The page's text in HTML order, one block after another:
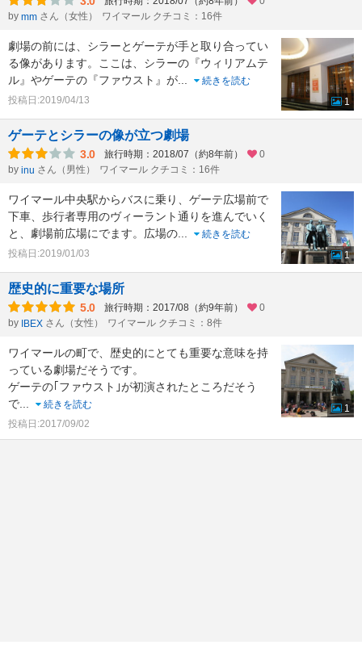
by mm さん（女性） ワイマール クチコミ：16件
劇場の前には、シラーとゲーテが手と取り合ってい
る像があります。ここは、シラーの『ウィリアムテ
ル』やゲーテの『ファウスト』が
続きを読む
投稿日:2019/04/13
1
ゲーテとシラーの像が立つ劇場
3.0 旅行時期：2018/07（約8年前）
0
by inu さん（男性） ワイマール クチコミ：16件
ワイマール中央駅からバスに乗り、ゲーテ広場前で
下車、歩行者専用のヴィーラント通りを進んでいく
と、劇場前広場にでます。広場の
続きを読む
投稿日:2019/01/03
1
歴史的に重要な場所
5.0 旅行時期：2017/08（約9年前）
0
by IBEX さん（女性） ワイマール クチコミ：8件
ワイマールの町で、歴史的にとても重要な意味を持
っている劇場だそうです。
ゲーテの｢ファウスト｣が初演されたところだそう
で
続きを読む
投稿日:2017/09/02
1